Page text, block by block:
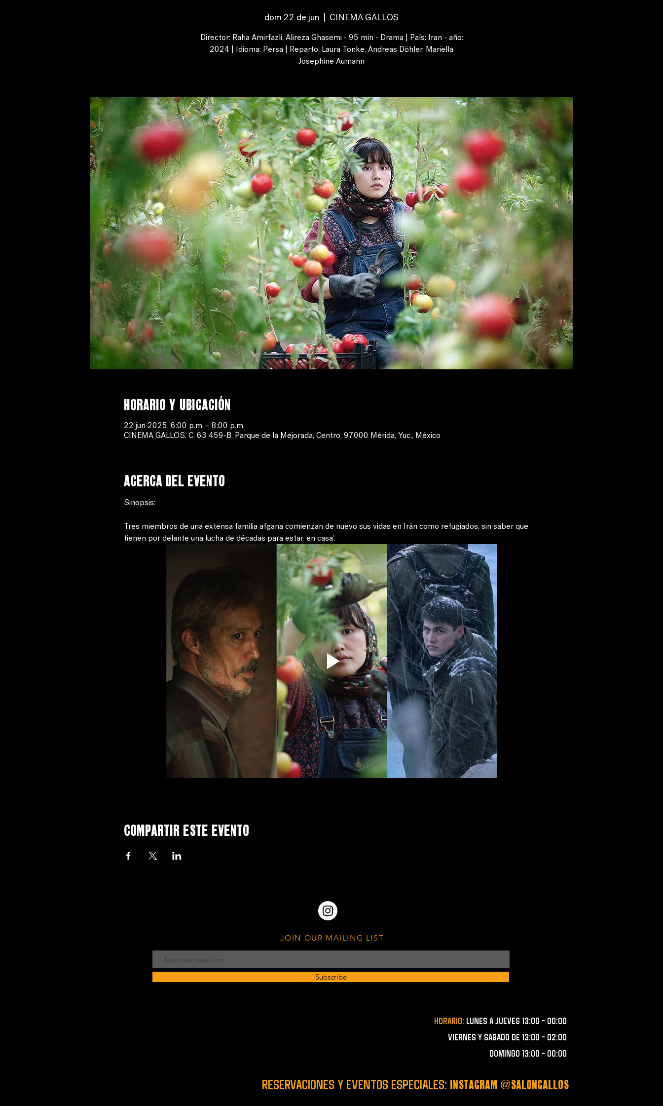
dom 22 de jun CINEMA GALLOS
Director: Raha Amirfazli, Alireza Ghasemi - 95 min - Drama | País: Iran - año:
2024 | Idioma: Persa | Reparto: Laura Tonke, Andreas Döhler, Mariella
Josephine Aumann
Horario y ubicación
22 jun 2025, 6:00 p.m. – 8:00 p.m.
CINEMA GALLOS, C. 63 459-B, Parque de la Mejorada, Centro, 97000 Mérida, Yuc., México
Acerca del evento
Sinopsis:
Tres miembros de una extensa familia afgana comienzan de nuevo sus vidas en Irán como refugiados, sin saber que
tienen por delante una lucha de décadas para estar 'en casa'.
Compartir este evento
JOIN OUR MAILING LIST
Subscribe
Horario: lunes a JUEVES 13:00 - 00:00
VIERNES Y SABADO de 13:00 - 02:00
domingo 13:00 - 00:00
RESERVACIONES y EVENTOS ESPECIALES: instagram @salongallos